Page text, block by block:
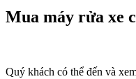
Mua máy rửa xe
Quý khách có thể đến và